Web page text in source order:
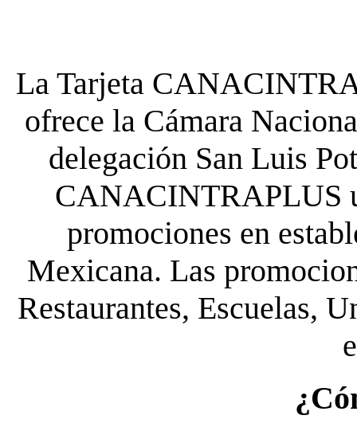
La Tarjeta
ofrece la Cámara
delegación San Luis
CANACINTRAPLUS
promociones en
Mexicana. Las
Restaurantes, Escuelas,